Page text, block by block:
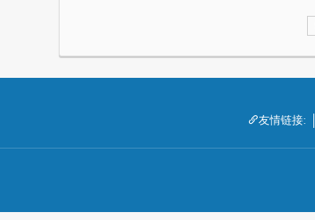
友情链接: